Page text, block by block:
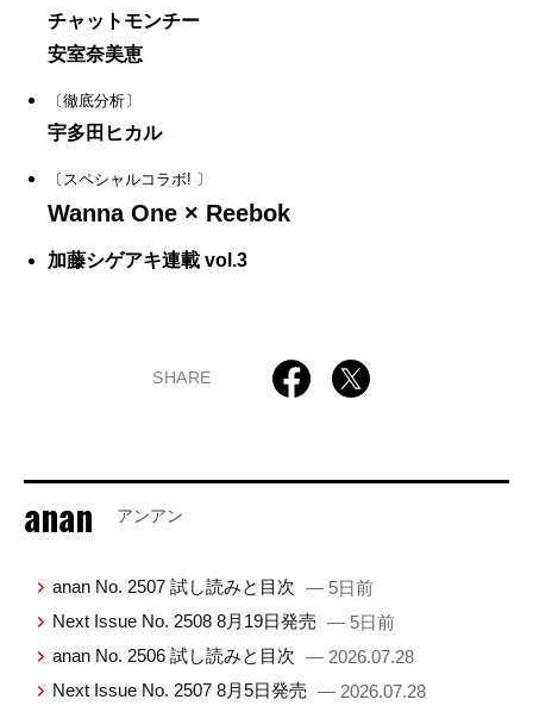
チャットモンチー
安室奈美恵
〔徹底分析〕
宇多田ヒカル
〔スペシャルコラボ! 〕
Wanna One × Reebok
加藤シゲアキ連載 vol.3
SHARE
anan アンアン
anan No. 2507 試し読みと目次 — 5日前
Next Issue No. 2508 8月19日発売 — 5日前
anan No. 2506 試し読みと目次 — 2026.07.28
Next Issue No. 2507 8月5日発売 — 2026.07.28